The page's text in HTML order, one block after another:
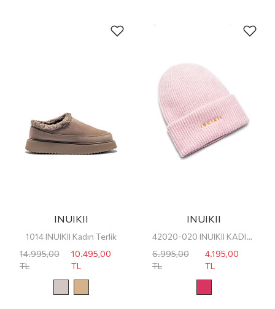
INUIKII
1014 INUIKII Kadın Terlik
14.995,00
TL
10.495,00
TL
INUIKII
42020-020 INUIKII KADIN BERE/ŞAPKA
6.995,00
TL
4.195,00
TL